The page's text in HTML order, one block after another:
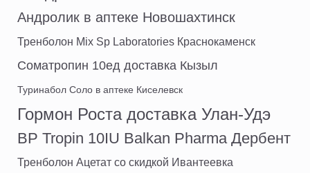
Андролик в аптеке Новошахтинск
Тренболон Mix Sp Laboratories Краснокаменск
Cоматропин 10ед доставка Кызыл
Туринабол Соло в аптеке Киселевск
Гормон Роста доставка Улан-Удэ
BP Tropin 10IU Balkan Pharma Дербент
Тренболон Ацетат со скидкой Ивантеевка